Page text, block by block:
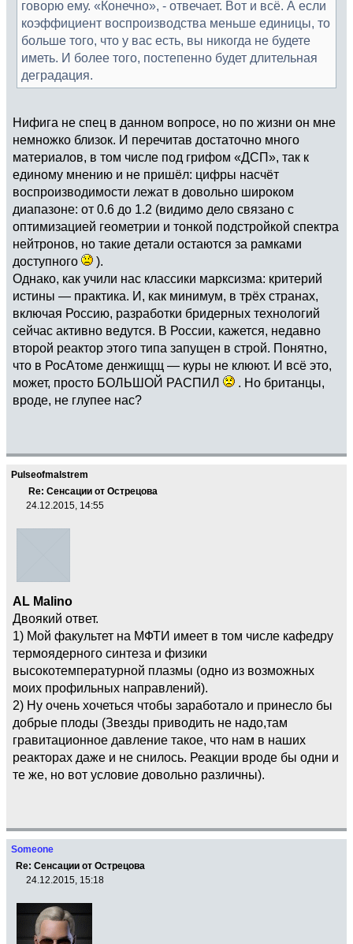
говорю ему. «Конечно», - отвечает. Вот и всё. А если
коэффициент воспроизводства меньше единицы, то
больше того, что у вас есть, вы никогда не будете
иметь. И более того, постепенно будет длительная
деградация.
Нифига не спец в данном вопросе, но по жизни он мне
немножко близок. И перечитав достаточно много
материалов, в том числе под грифом «ДСП», так к
единому мнению и не пришёл: цифры насчёт
воспроизводимости лежат в довольно широком
диапазоне: от 0.6 до 1.2 (видимо дело связано с
оптимизацией геометрии и тонкой подстройкой спектра
нейтронов, но такие детали остаются за рамками
доступного
).
Однако, как учили нас классики марксизма: критерий
истины — практика. И, как минимум, в трёх странах,
включая Россию, разработки бридерных технологий
сейчас активно ведутся. В России, кажется, недавно
второй реактор этого типа запущен в строй. Понятно,
что в РосАтоме денжищщ — куры не клюют. И всё это,
может, просто БОЛЬШОЙ РАСПИЛ
. Но британцы,
вроде, не глупее нас?
Pulseofmalstrem
Re: Сенсации от Острецова
24.12.2015, 14:55
AL Malino
Двоякий ответ.
1) Мой факультет на МФТИ имеет в том числе кафедру
термоядерного синтеза и физики
высокотемпературной плазмы (одно из возможных
моих профильных направлений).
2) Ну очень хочеться чтобы заработало и принесло бы
добрые плоды (Звезды приводить не надо,там
гравитационное давление такое, что нам в наших
реакторах даже и не снилось. Реакции вроде бы одни и
те же, но вот условие довольно различны).
Someone
Re: Сенсации от Острецова
24.12.2015, 15:18